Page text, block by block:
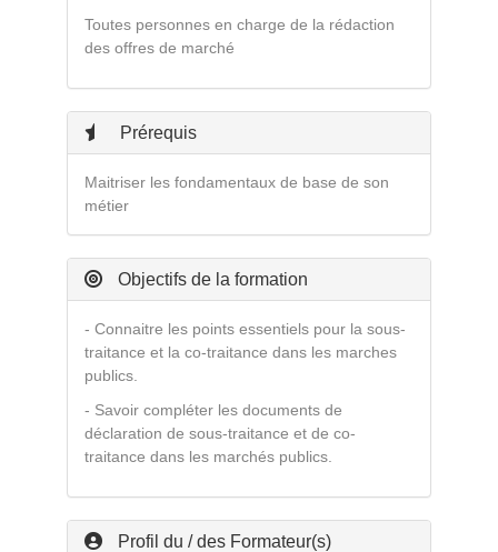
Toutes personnes en charge de la rédaction
des offres de marché
Prérequis
Maitriser les fondamentaux de base de son
métier
Objectifs de la formation
- Connaitre les points essentiels pour la sous-
traitance et la co-traitance dans les marches
publics.
- Savoir compléter les documents de
déclaration de sous-traitance et de co-
traitance dans les marchés publics.
Profil du / des Formateur(s)